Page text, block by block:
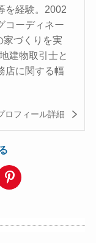
を経験。2002
コーディネー
家づくりを実
建物取引士と
店に関する幅
ロフィール詳細